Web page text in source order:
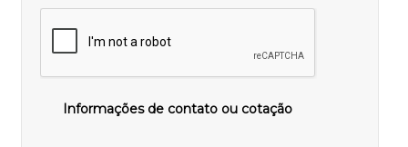
Informações de contato ou cotação